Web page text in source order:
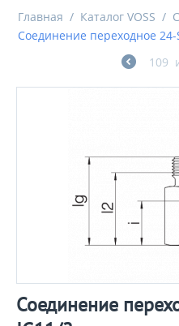
Главная / Каталог VOSS /
Соединение переходное 24-
109
Соединение